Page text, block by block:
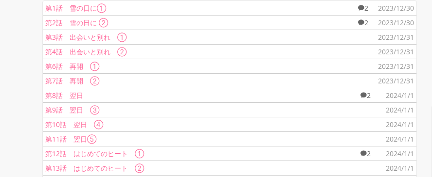
第1話 雪の日に①
2
2023/12/30
第2話 雪の日に ②
2
2023/12/30
第3話 出会いと別れ ①
2023/12/31
第4話 出会いと別れ ②
2023/12/31
第6話 再開 ①
2023/12/31
第7話 再開 ②
2023/12/31
第8話 翌日
2
2024/1/1
第9話 翌日 ③
2024/1/1
第10話 翌日 ④
2024/1/1
第11話 翌日⑤
2024/1/1
第12話 はじめてのヒート ①
2
2024/1/1
第13話 はじめてのヒート ②
2024/1/1